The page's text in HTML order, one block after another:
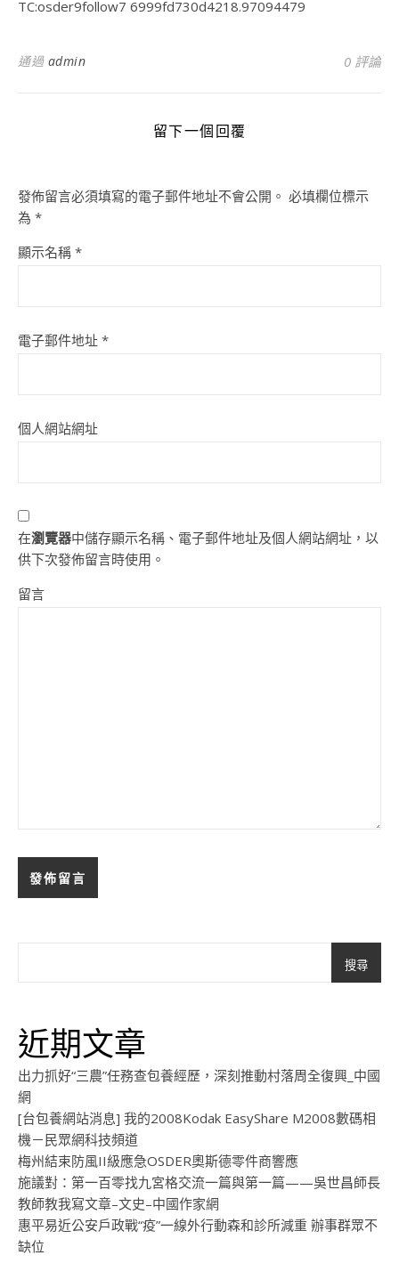
TC:osder9follow7 6999fd730d4218.97094479
通過 admin 0 評論
留下一個回覆
發佈留言必須填寫的電子郵件地址不會公開。 必填欄位標示
為 *
顯示名稱 *
電子郵件地址 *
個人網站網址
在瀏覽器中儲存顯示名稱、電子郵件地址及個人網站網址，以
供下次發佈留言時使用。
留言
搜尋
近期文章
出力抓好“三農”任務查包養經歷，深刻推動村落周全復興_中國
網
[台包養網站消息] 我的2008Kodak EasyShare M2008數碼相
機－民眾網科技頻道
梅州結束防風II級應急OSDER奧斯德零件商響應
施議對：第一百零找九宮格交流一篇與第一篇——吳世昌師長
教師教我寫文章–文史–中國作家網
惠平易近公安戶政戰“疫”一線外行動森和診所減重 辦事群眾不
缺位